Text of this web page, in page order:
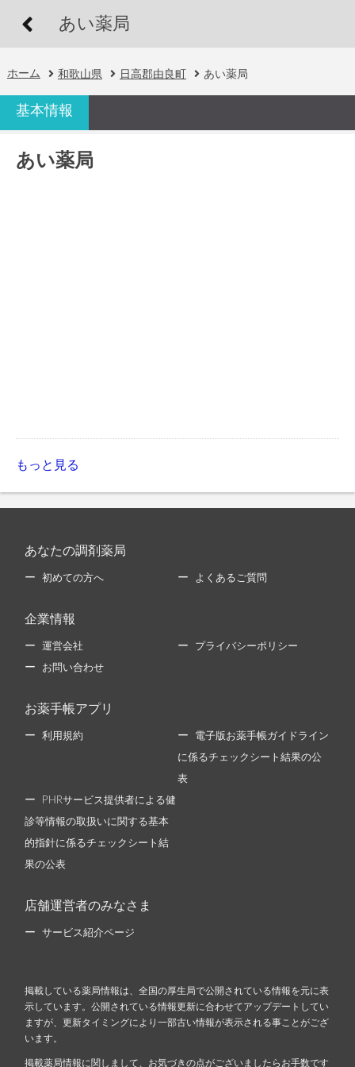
あい薬局
ホーム 和歌山県 日高郡由良町 あい薬局
基本情報
あい薬局
もっと見る
あなたの調剤薬局
初めての方へ よくあるご質問
企業情報
運営会社 プライバシーポリシー
お問い合わせ
お薬手帳アプリ
利用規約 電子版お薬手帳ガイドライン
に係るチェックシート結果の公
表
PHRサービス提供者による健
診等情報の取扱いに関する基本
的指針に係るチェックシート結
果の公表
店舗運営者のみなさま
サービス紹介ページ
掲載している薬局情報は、全国の厚生局で公開されている情報を元に表
示しています。公開されている情報更新に合わせてアップデートしてい
ますが、更新タイミングにより一部古い情報が表示される事ことがござ
います。
掲載薬局情報に関しまして、お気づきの点がございましたらお手数です